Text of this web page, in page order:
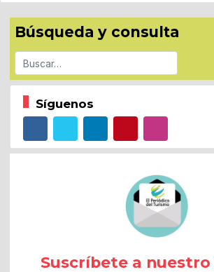
Búsqueda y consulta
Buscar
Síguenos
Suscríbete a